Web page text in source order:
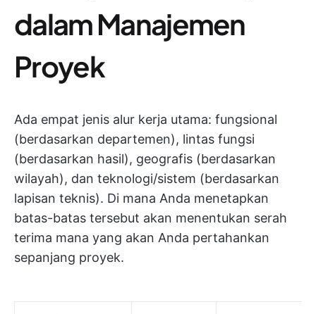
dalam Manajemen
Proyek
Ada empat jenis alur kerja utama: fungsional
(berdasarkan departemen), lintas fungsi
(berdasarkan hasil), geografis (berdasarkan
wilayah), dan teknologi/sistem (berdasarkan
lapisan teknis). Di mana Anda menetapkan
batas-batas tersebut akan menentukan serah
terima mana yang akan Anda pertahankan
sepanjang proyek.